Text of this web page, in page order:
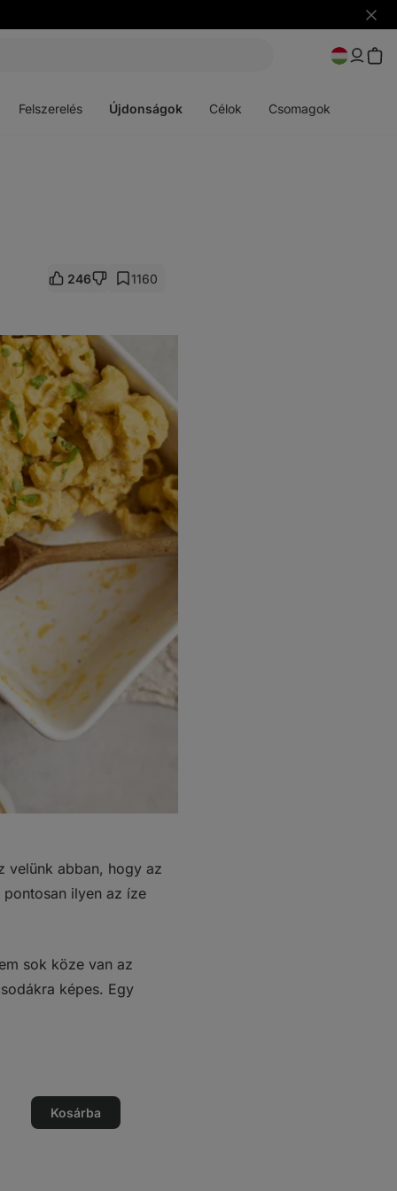
Felszerelés Újdonságok Célok Csomagok
246 1160
velünk abban, hogy az
ilyen az íze
sok köze van az
képes. Egy
Kosárba